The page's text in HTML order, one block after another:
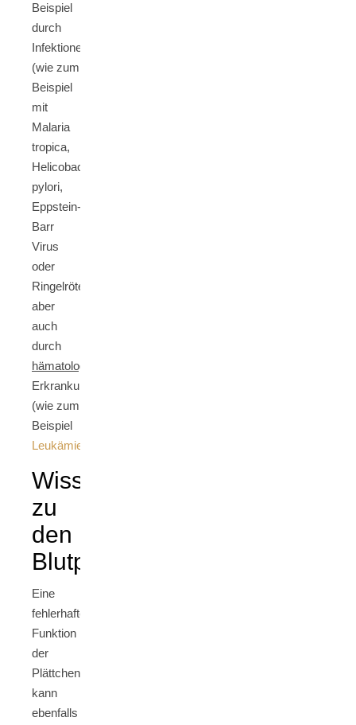
Beispiel
durch
Infektionen
(wie zum
Beispiel
mit
Malaria
tropica,
Helicobacter
pylori,
Eppstein-
Barr
Virus
oder
Ringelröteln)
aber
auch
durch
hämatologische
Erkrankungen
(wie zum
Beispiel
Leukämien
Wissenswertes
zu
den
Blutplättchen
Eine
fehlerhafte
Funktion
der
Plättchen
kann
ebenfalls